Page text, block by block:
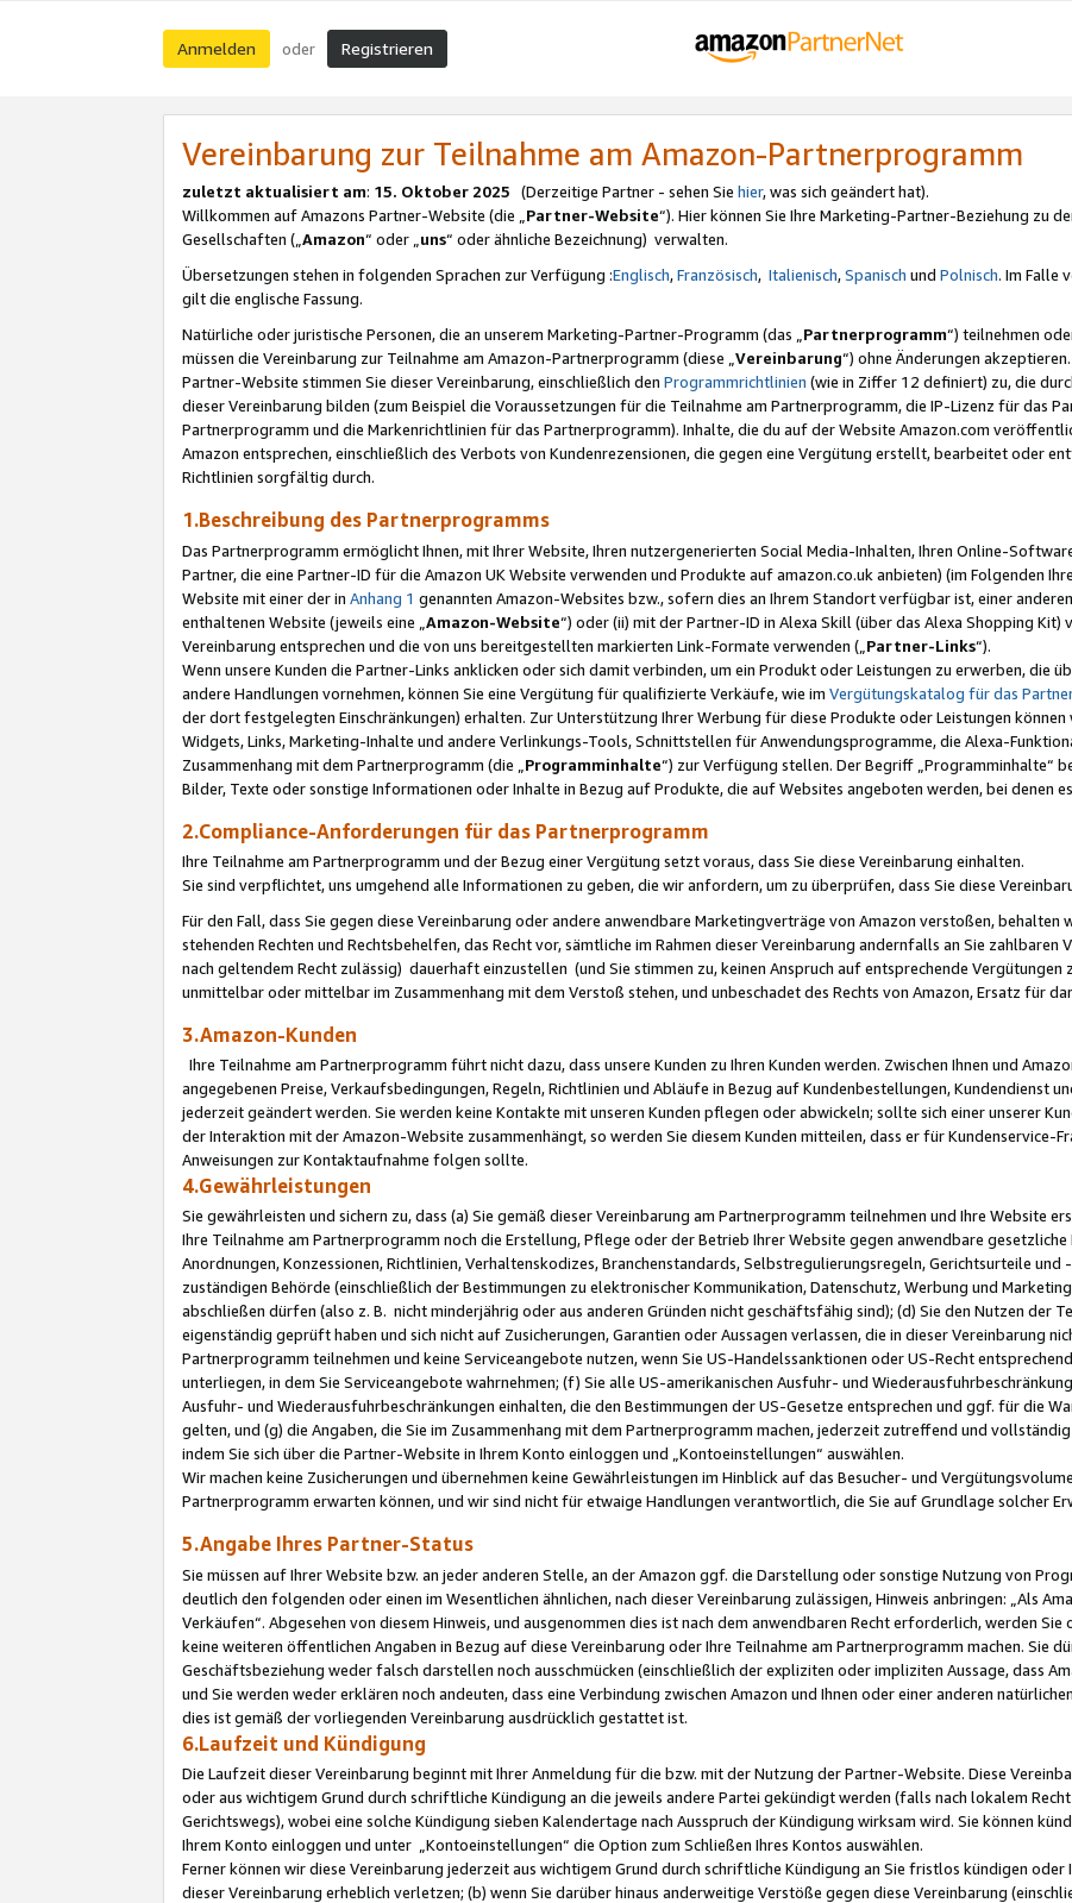
Anmelden oder Registrieren
Vereinbarung zur Teilnahme am Amazon-Partnerprogramm
zuletzt aktualisiert am: 15. Oktober 2025 (Derzeitige Partner - sehen Sie hier, was sich geändert hat).
Willkommen auf Amazons Partner-Website (die „Partner-Website“). Hier können Sie Ihre Marketing-Partner-Beziehung zu
Gesellschaften („Amazon“ oder „uns“ oder ähnliche Bezeichnung) verwalten.
Übersetzungen stehen in folgenden Sprachen zur Verfügung :Englisch,Französisch, Italienisch,Spanisch und Polnisch. Im Falle
gilt die englische Fassung.
Natürliche oder juristische Personen, die an unserem Marketing-Partner-Programm (das „Partnerprogramm“) teilnehmen
müssen die Vereinbarung zur Teilnahme am Amazon-Partnerprogramm (diese „Vereinbarung“) ohne Änderungen
Partner-Website stimmen Sie dieser Vereinbarung, einschließlich den Programmrichtlinien (wie in Ziffer 12 definiert) zu, die
dieser Vereinbarung bilden (zum Beispiel die Voraussetzungen für die Teilnahme am Partnerprogramm, die IP-Lizenz für das
Partnerprogramm und die Markenrichtlinien für das Partnerprogramm). Inhalte, die du auf der Website Amazon.com
Amazon entsprechen, einschließlich des Verbots von Kundenrezensionen, die gegen eine Vergütung erstellt, bearbeitet oder
Richtlinien sorgfältig durch.
1.Beschreibung des Partnerprogramms
Das Partnerprogramm ermöglicht Ihnen, mit Ihrer Website, Ihren nutzergenerierten Social Media-Inhalten, Ihren Online-
Partner, die eine Partner-ID für die Amazon UK Website verwenden und Produkte auf amazon.co.uk anbieten) (im Folgenden Ihre
Website mit einer der in Anhang 1 genannten Amazon-Websites bzw., sofern dies an Ihrem Standort verfügbar ist, einer
enthaltenen Website (jeweils eine „ Amazon-Website“) oder (ii) mit der Partner-ID in Alexa Skill (über das Alexa Shopping Kit)
Vereinbarung entsprechen und die von uns bereitgestellten markierten Link-Formate verwenden („ Partner-Links“).
Wenn unsere Kunden die Partner-Links anklicken oder sich damit verbinden, um ein Produkt oder Leistungen zu erwerben, die
andere Handlungen vornehmen, können Sie eine Vergütung für qualifizierte Verkäufe, wie im Vergütungskatalog für das
der dort festgelegten Einschränkungen) erhalten. Zur Unterstützung Ihrer Werbung für diese Produkte oder Leistungen können
Widgets, Links, Marketing-Inhalte und andere Verlinkungs-Tools, Schnittstellen für Anwendungsprogramme, die Alexa-
Zusammenhang mit dem Partnerprogramm (die „ Programminhalte“) zur Verfügung stellen. Der Begriff „Programminhalte“
Bilder, Texte oder sonstige Informationen oder Inhalte in Bezug auf Produkte, die auf Websites angeboten werden, bei denen
2.Compliance-Anforderungen für das Partnerprogramm
Ihre Teilnahme am Partnerprogramm und der Bezug einer Vergütung setzt voraus, dass Sie diese Vereinbarung einhalten.
Sie sind verpflichtet, uns umgehend alle Informationen zu geben, die wir anfordern, um zu überprüfen, dass Sie diese
Für den Fall, dass Sie gegen diese Vereinbarung oder andere anwendbare Marketingverträge von Amazon verstoßen, behalten
stehenden Rechten und Rechtsbehelfen, das Recht vor, sämtliche im Rahmen dieser Vereinbarung andernfalls an Sie
nach geltendem Recht zulässig) dauerhaft einzustellen (und Sie stimmen zu, keinen Anspruch auf entsprechende Vergütungen
unmittelbar oder mittelbar im Zusammenhang mit dem Verstoß stehen, und unbeschadet des Rechts von Amazon, Ersatz für
3.Amazon-Kunden
Ihre Teilnahme am Partnerprogramm führt nicht dazu, dass unsere Kunden zu Ihren Kunden werden. Zwischen Ihnen und
angegebenen Preise, Verkaufsbedingungen, Regeln, Richtlinien und Abläufe in Bezug auf Kundenbestellungen, Kundendienst
jederzeit geändert werden. Sie werden keine Kontakte mit unseren Kunden pflegen oder abwickeln; sollte sich einer unserer
der Interaktion mit der Amazon-Website zusammenhängt, so werden Sie diesem Kunden mitteilen, dass er für Kundenservice-
Anweisungen zur Kontaktaufnahme folgen sollte.
4.Gewährleistungen
Sie gewährleisten und sichern zu, dass (a) Sie gemäß dieser Vereinbarung am Partnerprogramm teilnehmen und Ihre Website
Ihre Teilnahme am Partnerprogramm noch die Erstellung, Pflege oder der Betrieb Ihrer Website gegen anwendbare
Anordnungen, Konzessionen, Richtlinien, Verhaltenskodizes, Branchenstandards, Selbstregulierungsregeln, Gerichtsurteile
zuständigen Behörde (einschließlich der Bestimmungen zu elektronischer Kommunikation, Datenschutz, Werbung und
abschließen dürfen (also z. B. nicht minderjährig oder aus anderen Gründen nicht geschäftsfähig sind); (d) Sie den Nutzen der
eigenständig geprüft haben und sich nicht auf Zusicherungen, Garantien oder Aussagen verlassen, die in dieser Vereinbarung
Partnerprogramm teilnehmen und keine Serviceangebote nutzen, wenn Sie US-Handelssanktionen oder US-Recht
unterliegen, in dem Sie Serviceangebote wahrnehmen; (f) Sie alle US-amerikanischen Ausfuhr- und
Ausfuhr- und Wiederausfuhrbeschränkungen einhalten, die den Bestimmungen der US-Gesetze entsprechen und ggf. für die
gelten, und (g) die Angaben, die Sie im Zusammenhang mit dem Partnerprogramm machen, jederzeit zutreffend und
indem Sie sich über die Partner-Website in Ihrem Konto einloggen und „Kontoeinstellungen“ auswählen.
Wir machen keine Zusicherungen und übernehmen keine Gewährleistungen im Hinblick auf das Besucher- und
Partnerprogramm erwarten können, und wir sind nicht für etwaige Handlungen verantwortlich, die Sie auf Grundlage solcher
5.Angabe Ihres Partner-Status
Sie müssen auf Ihrer Website bzw. an jeder anderen Stelle, an der Amazon ggf. die Darstellung oder sonstige Nutzung von
deutlich den folgenden oder einen im Wesentlichen ähnlichen, nach dieser Vereinbarung zulässigen, Hinweis anbringen: „Als
Verkäufen“. Abgesehen von diesem Hinweis, und ausgenommen dies ist nach dem anwendbaren Recht erforderlich, werden
keine weiteren öffentlichen Angaben in Bezug auf diese Vereinbarung oder Ihre Teilnahme am Partnerprogramm machen. Sie
Geschäftsbeziehung weder falsch darstellen noch ausschmücken (einschließlich der expliziten oder impliziten Aussage, dass
und Sie werden weder erklären noch andeuten, dass eine Verbindung zwischen Amazon und Ihnen oder einer anderen
dies ist gemäß der vorliegenden Vereinbarung ausdrücklich gestattet ist.
6.Laufzeit und Kündigung
Die Laufzeit dieser Vereinbarung beginnt mit Ihrer Anmeldung für die bzw. mit der Nutzung der Partner-Website. Diese
oder aus wichtigem Grund durch schriftliche Kündigung an die jeweils andere Partei gekündigt werden (falls nach lokalem
Gerichtswegs), wobei eine solche Kündigung sieben Kalendertage nach Ausspruch der Kündigung wirksam wird. Sie können
Ihrem Konto einloggen und unter „Kontoeinstellungen“ die Option zum Schließen Ihres Kontos auswählen.
Ferner können wir diese Vereinbarung jederzeit aus wichtigem Grund durch schriftliche Kündigung an Sie fristlos kündigen oder
dieser Vereinbarung erheblich verletzen; (b) wenn Sie darüber hinaus anderweitige Verstöße gegen diese Vereinbarung